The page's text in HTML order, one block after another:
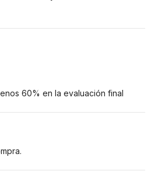
60% en la evaluación final